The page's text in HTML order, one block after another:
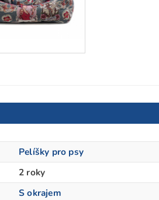
Pelíšky pro psy
2 roky
S okrajem